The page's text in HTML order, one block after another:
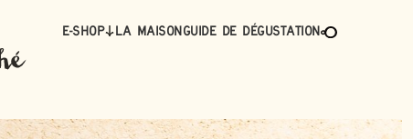
E-Shop La maisonGuide de dégustation